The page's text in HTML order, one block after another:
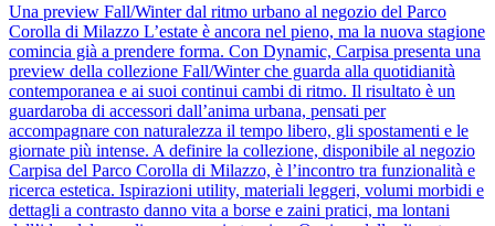
Una preview Fall/Winter dal ritmo urbano al negozio del Parco
Corolla di Milazzo L’estate è ancora nel pieno, ma la nuova stagione
comincia già a prendere forma. Con Dynamic, Carpisa presenta una
preview della collezione Fall/Winter che guarda alla quotidianità
contemporanea e ai suoi continui cambi di ritmo. Il risultato è un
guardaroba di accessori dall’anima urbana, pensati per
accompagnare con naturalezza il tempo libero, gli spostamenti e le
giornate più intense. A definire la collezione, disponibile al negozio
Carpisa del Parco Corolla di Milazzo, è l’incontro tra funzionalità e
ricerca estetica. Ispirazioni utility, materiali leggeri, volumi morbidi e
dettagli a contrasto danno vita a borse e zaini pratici, ma lontani